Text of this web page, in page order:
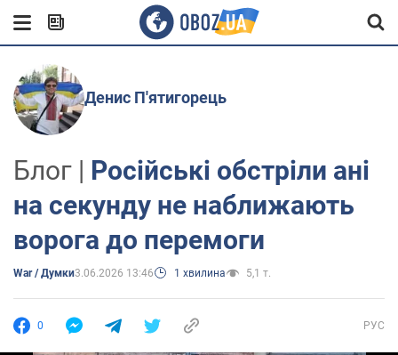
Денис П'ятигорець
Блог | Російські обстріли ані
на секунду не наближають
ворога до перемоги
War / Думки3.06.2026 13:46 1 хвилина 5,1 т.
0 РУС